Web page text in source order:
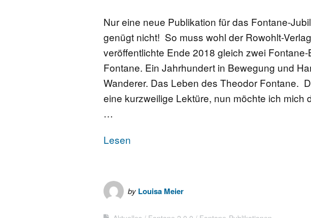
FONTANE-ORTE
FONTANE-PROJEKTE
Nur eine neue Publikation für das Fontane-
genügt nicht! So muss wohl der Rowohlt-
veröffentlichte Ende 2018 gleich zwei Fontane-
Fontane. Ein Jahrhundert in Bewegung und
Wanderer. Das Leben des Theodor Fontane.
eine kurzweilige Lektüre, nun möchte ich mich
…
Lesen
by Louisa Meier